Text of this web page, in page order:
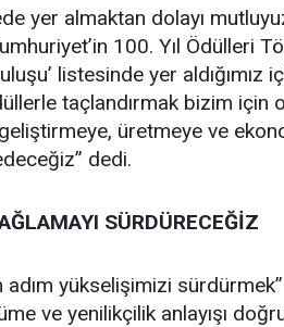
yer almaktan dolayı
100. Yıl Ödülleri
listesinde yer aldığımız
taçlandırmak bizim
üretmeye ve
dedi.
SÜRDÜRECEĞİZ
adım yükselişimizi
ve yenilikçilik anlayışı